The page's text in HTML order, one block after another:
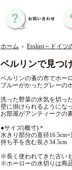
ホーム ＞ Esslust～ドイツ
ベルリンで見つ
ベルリンの蚤の市でホー
ブルーがかったグレーの
洗った野菜の水気を切っ
壁に掛けられるようにな
お部屋がアンティークの
●サイズ(概寸)＊
水きり部分の直径16.5cm×
持ち手を含む長さ34.5cm
※長く使われてきた古い
※ホーローの水切りは商